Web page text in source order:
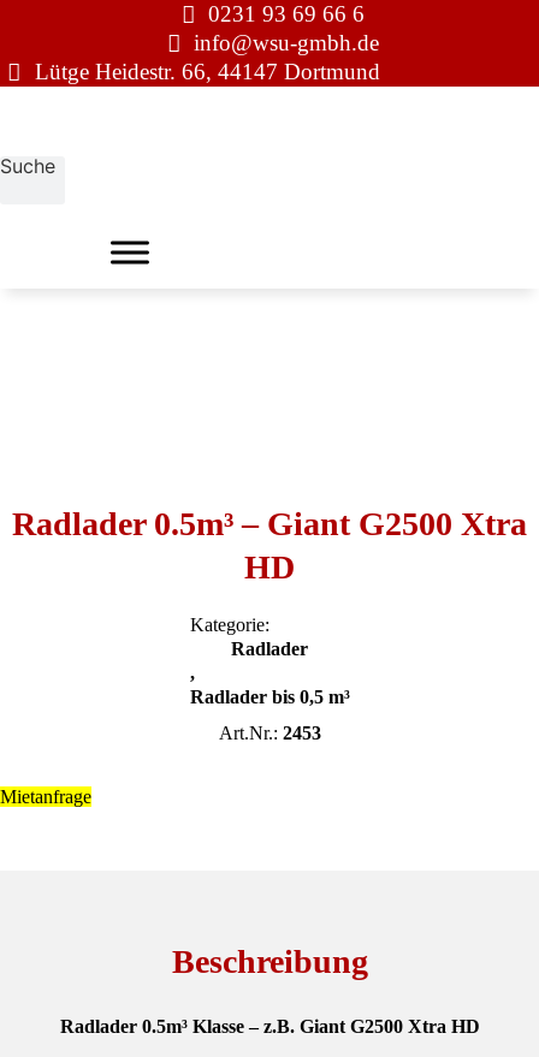
springen
0231 93 69 66 6
info@wsu-gmbh.de
Lütge Heidestr. 66, 44147 Dortmund
Suche
Radlader 0.5m³ – Giant G2500 Xtra
HD
Kategorie:
Radlader
,
Radlader bis 0,5 m³
Art.Nr.: 2453
Mietanfrage
Beschreibung
Radlader 0.5m³ Klasse – z.B. Giant G2500 Xtra HD